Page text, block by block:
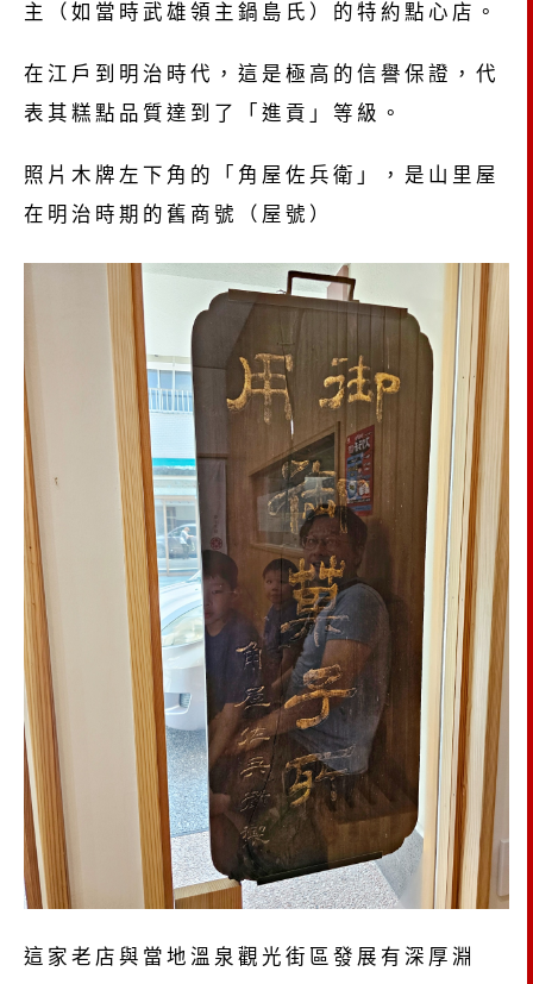
主（如當時武雄領主鍋島氏）的特約點心店。
在江戶到明治時代，這是極高的信譽保證，代
表其糕點品質達到了「進貢」等級。
照片木牌左下角的「角屋佐兵衛」，是山里屋
在明治時期的舊商號（屋號）
這家老店與當地溫泉觀光街區發展有深厚淵